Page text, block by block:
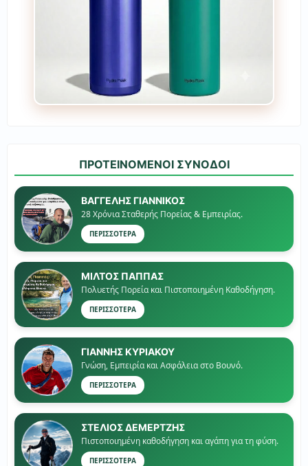
ΠΡΟΤΕΙΝΟΜΕΝΟΙ ΣΥΝΟΔΟΙ
ΒΑΓΓΕΛΗΣ ΓΙΑΝΝΙΚΟΣ
28 Χρόνια Σταθερής Πορείας & Εμπειρίας.
ΠΕΡΙΣΣΟΤΕΡΑ
ΜΙΛΤΟΣ ΠΑΠΠΑΣ
Πολυετής Πορεία και Πιστοποιημένη Καθοδήγηση.
ΠΕΡΙΣΣΟΤΕΡΑ
ΓΙΑΝΝΗΣ ΚΥΡΙΑΚΟΥ
Γνώση, Εμπειρία και Ασφάλεια στο Βουνό.
ΠΕΡΙΣΣΟΤΕΡΑ
ΣΤΕΛΙΟΣ ΔΕΜΕΡΤΖΗΣ
Πιστοποιημένη καθοδήγηση και αγάπη για τη φύση.
ΠΕΡΙΣΣΟΤΕΡΑ